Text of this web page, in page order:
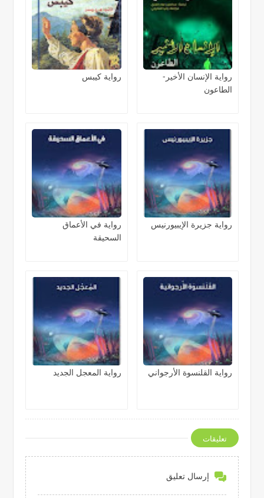
رواية الإنسان الأخير-
الطاعون
رواية كيبس
رواية جزيرة الإيبيورنيس
رواية في الأعماق
السحيقة
رواية القلنسوة الأرجواني رواية المعجل الجديد
تعليقات
إرسال تعليق